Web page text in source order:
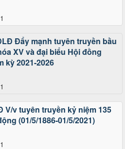
Đẩy mạnh tuyên truyền bầu
XV và đại biểu Hội đồng
kỳ 2021-2026
V/v tuyên truyền kỷ niệm 135
(01/5/1886-01/5/2021)